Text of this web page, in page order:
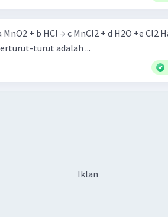
+ b HCl → c MnCl2 + d H2O +e Cl2
turut adalah ...
Iklan